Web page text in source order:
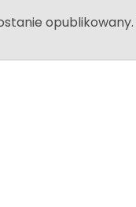
opublikowany.